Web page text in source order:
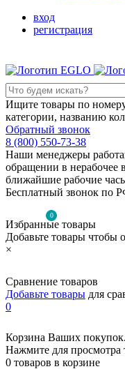
вход
регистрация
Ищите товары по
категории, названию
Обратный звонок
8 (800) 550-73-38
Наши менеджеры
обращении в нерабочее
ближайшие рабочие
Бесплатный звонок по
0
Избранные товары
Добавьте товары чтобы
×
Сравнение товаров
Добавьте товары для
0
Корзина Ваших покупок.
Нажмите для просмотра
0 товаров в корзине